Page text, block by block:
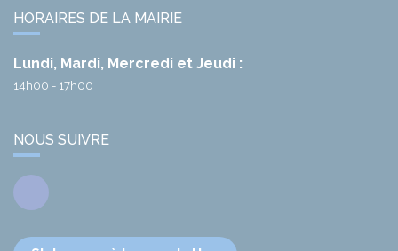
HORAIRES DE LA MAIRIE
Lundi, Mardi, Mercredi et Jeudi :
14h00 - 17h00
NOUS SUIVRE
Facebook